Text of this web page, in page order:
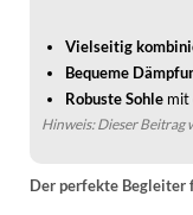
Vielseitig
Bequeme
Robuste Sohle mit
Hinweis: Dieser Beitrag
Der perfekte Begleiter